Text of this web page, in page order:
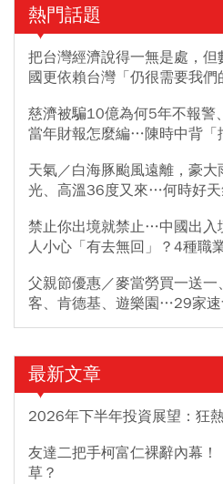
熱門話題
把台灣經濟說得一無是處，
國更依賴台灣「仍很需要我們
慈濟被騙10億為何5年不報警
當年財報怎麼編…陳時中背「
天氣／白海豚颱風遠離，豪
光、高溫36度又來…何時好
禁止你出境就禁止…中國出
人小心「有去無回」？4種職
父親節優惠／麥當勞買一送
客、肯德基、遊樂園…29家
最新文章
2026年下半年投資展望：狂
友達二把手柯富仁裸辭內幕
草？